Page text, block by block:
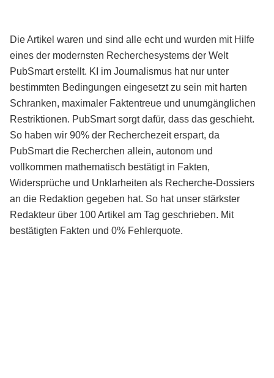
Die Artikel waren und sind alle echt und wurden mit Hilfe
eines der modernsten Recherchesystems der Welt
PubSmart erstellt. KI im Journalismus hat nur unter
bestimmten Bedingungen eingesetzt zu sein mit harten
Schranken, maximaler Faktentreue und unumgänglichen
Restriktionen. PubSmart sorgt dafür, dass das geschieht.
So haben wir 90% der Recherchezeit erspart, da
PubSmart die Recherchen allein, autonom und
vollkommen mathematisch bestätigt in Fakten,
Widersprüche und Unklarheiten als Recherche-Dossiers
an die Redaktion gegeben hat. So hat unser stärkster
Redakteur über 100 Artikel am Tag geschrieben. Mit
bestätigten Fakten und 0% Fehlerquote.